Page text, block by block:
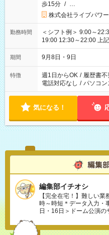
歩15分 / …
株式会社ライブパワー
勤務時間
＜シフト例＞ 9:00～
19:00 12:30～22:00 上記の時間から好きな時間を選べます！ ※
時間は変更となる可能
期間 9月8日・9日
特徴 週1日からOK / 履歴書不
電話対応なし / パソコン
気になる！
編集部イチオシ
【完全在宅！】難しい
時～時短＊データ入力・
日・16日＞ドーム公演